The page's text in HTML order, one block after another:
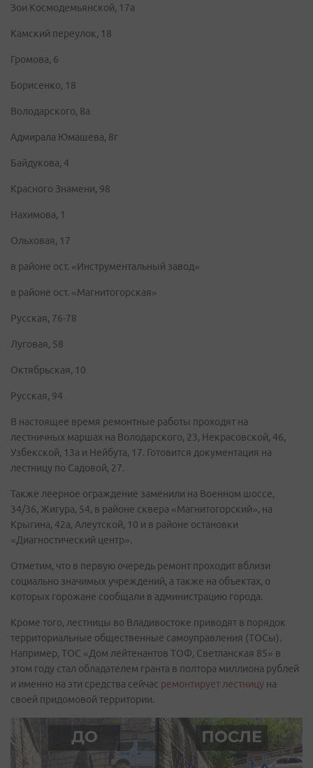
Зои Космодемьянской, 17а
Камский переулок, 18
Громова, 6
Борисенко, 18
Володарского, 8а
Адмирала Юмашева, 8г
Байдукова, 4
Красного Знамени, 98
Нахимова, 1
Ольховая, 17
в районе ост. «Инструментальный завод»
в районе ост. «Магнитогорская»
Русская, 76-78
Луговая, 58
Октябрьская, 10
Русская, 94
В настоящее время ремонтные работы проходят на
лестничных маршах на Володарского, 23, Некрасовской, 46,
Узбекской, 13а и Нейбута, 17. Готовится документация на
лестницу по Садовой, 27.
Также леерное ограждение заменили на Военном шоссе,
34/36, Жигура, 54, в районе сквера «Магнитогорский», на
Крыгина, 42а, Алеутской, 10 и в районе остановки
«Диагностический центр».
Отметим, что в первую очередь ремонт проходит вблизи
социально значимых учреждений, а также на объектах, о
которых горожане сообщали в администрацию города.
Кроме того, лестницы во Владивостоке приводят в порядок
территориальные общественные самоуправления (ТОСы).
Например, ТОС «Дом лейтенантов ТОФ, Светланская 85» в
этом году стал обладателем гранта в полтора миллиона рублей
и именно на эти средства сейчас ремонтирует лестницу на
своей придомовой территории.